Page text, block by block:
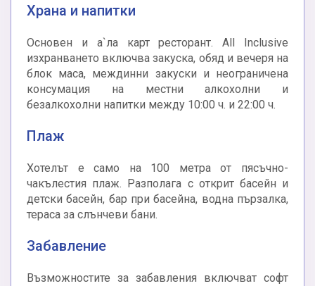
Храна и напитки
Основен и а`ла карт ресторант. All Inclusive
изхранването включва закуска, обяд и вечеря на
блок маса, междинни закуски и неограничена
консумация на местни алкохолни и
безалкохолни напитки между 10:00 ч. и 22:00 ч.
Плаж
Хотелът е само на 100 метра от пясъчно-
чакълестия плаж. Разполага с открит басейн и
детски басейн, бар при басейна, водна пързалка,
тераса за слънчеви бани.
Забавление
Възможностите за забавления включват софт